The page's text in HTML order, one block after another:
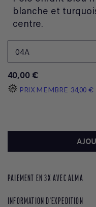
blanche et
centre.
40,00 €
PRIX MEMBRE 34,00 €
PAIEMENT EN 3X AVEC ALMA
INFORMATION D'EXPEDITION